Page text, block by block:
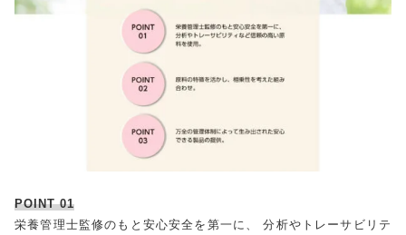
POINT 01
栄養管理士監修のもと安心安全を第一に、 分析やトレーサビリテ